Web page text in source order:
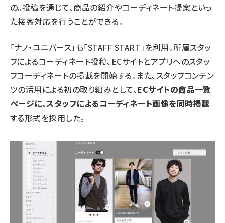
の。投稿を通じて、商品の紹介やコーディネート提案といっ
た接客対応を行うことができる。
「ナノ・ユニバース」も「STAFF START」を利用。所属スタッ
フによるコーディネート投稿、ECサイトとアプリへのスタッ
フコーディネートの掲載を開始する。また、スタッフコンテン
ツの活用による初の取り組みとして、ECサイトの商品一覧
ページに、スタッフによるコーディネート画像を同時掲載
する形式を採用した。